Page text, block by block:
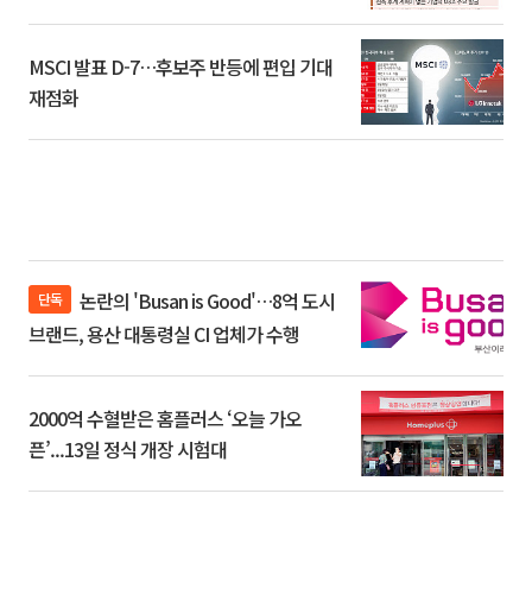
MSCI 발표 D-7…후보주 반등에 편입 기대
재점화
단독
브랜드, 용산 대통령실 CI 업체가 수행
2000억 수혈받은 홈플러스 ‘오늘 가오
픈’...13일 정식 개장 시험대